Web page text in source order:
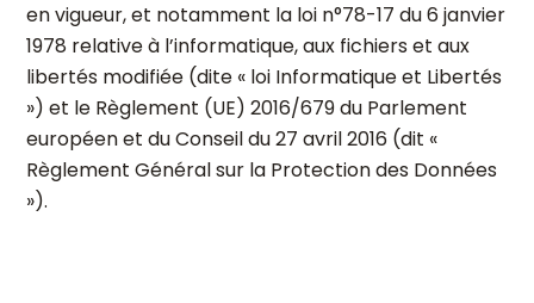
en vigueur, et notamment la loi n°78-17 du 6 janvier
1978 relative à l’informatique, aux fichiers et aux
libertés modifiée (dite « loi Informatique et Libertés
») et le Règlement (UE) 2016/679 du Parlement
européen et du Conseil du 27 avril 2016 (dit «
Règlement Général sur la Protection des Données
»).